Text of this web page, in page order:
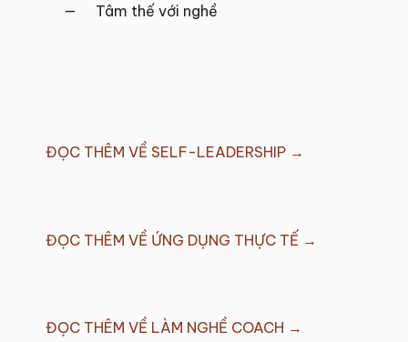
Tâm thế với nghề
ĐỌC THÊM VỀ SELF-LEADERSHIP →
ĐỌC THÊM VỀ ỨNG DỤNG THỰC TẾ →
ĐỌC THÊM VỀ LÀM NGHỀ COACH →